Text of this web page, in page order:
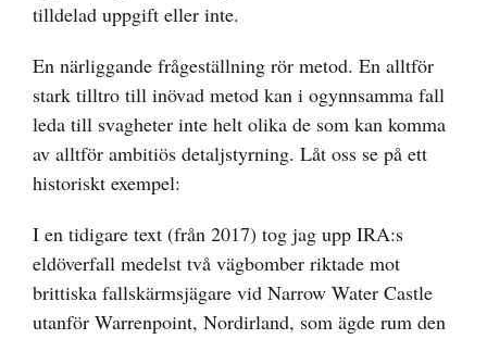
tilldelad uppgift eller inte.
En närliggande frågeställning rör metod. En alltför
stark tilltro till inövad metod kan i ogynnsamma fall
leda till svagheter inte helt olika de som kan komma
av alltför ambitiös detaljstyrning. Låt oss se på ett
historiskt exempel:
I en tidigare text (från 2017) tog jag upp IRA:s
eldöverfall medelst två vägbomber riktade mot
brittiska fallskärmsjägare vid Narrow Water Castle
utanför Warrenpoint, Nordirland, som ägde rum den